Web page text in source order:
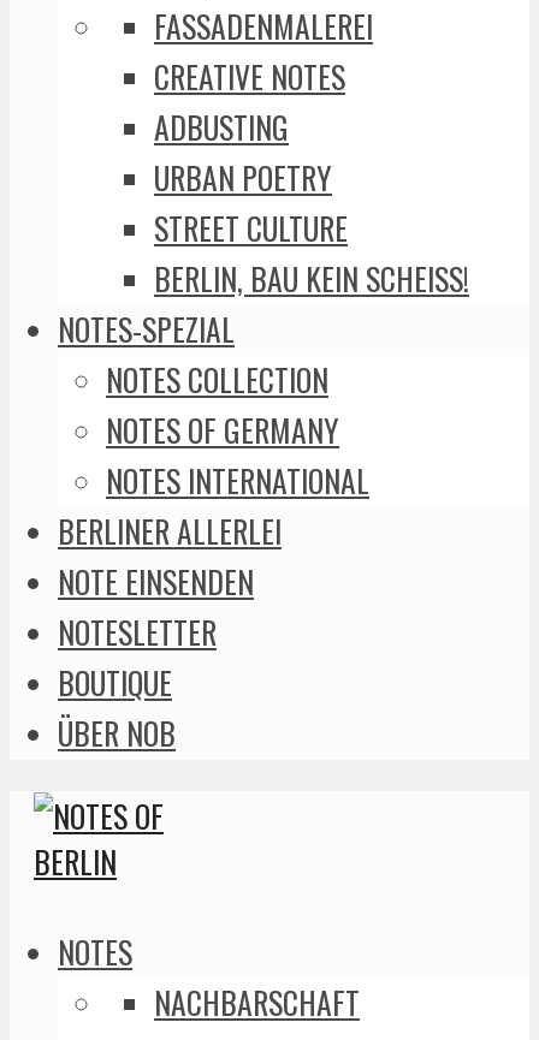
FASSADENMALEREI
CREATIVE NOTES
ADBUSTING
URBAN POETRY
STREET CULTURE
BERLIN, BAU KEIN SCHEISS!
NOTES-SPEZIAL
NOTES COLLECTION
NOTES OF GERMANY
NOTES INTERNATIONAL
BERLINER ALLERLEI
NOTE EINSENDEN
NOTESLETTER
BOUTIQUE
ÜBER NOB
NOTES
NACHBARSCHAFT